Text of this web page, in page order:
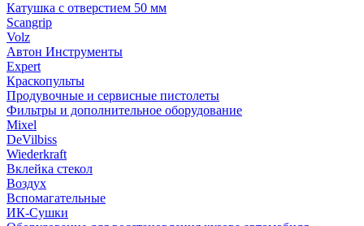
Катушка с отверстием 50 мм
Scangrip
Volz
Автон Инструменты
Expert
Краскопульты
Продувочные и сервисные пистолеты
Фильтры и дополнительное оборудование
Mixel
DeVilbiss
Wiederkraft
Вклейка стекол
Воздух
Вспомагательные
ИК-Сушки